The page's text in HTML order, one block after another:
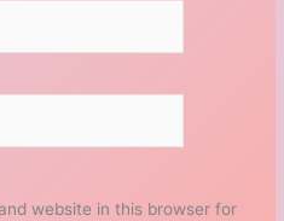
website in this browser for